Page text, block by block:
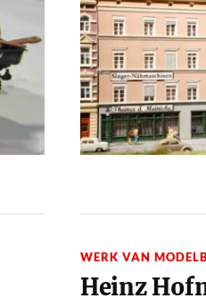
WERK VAN
Heinz